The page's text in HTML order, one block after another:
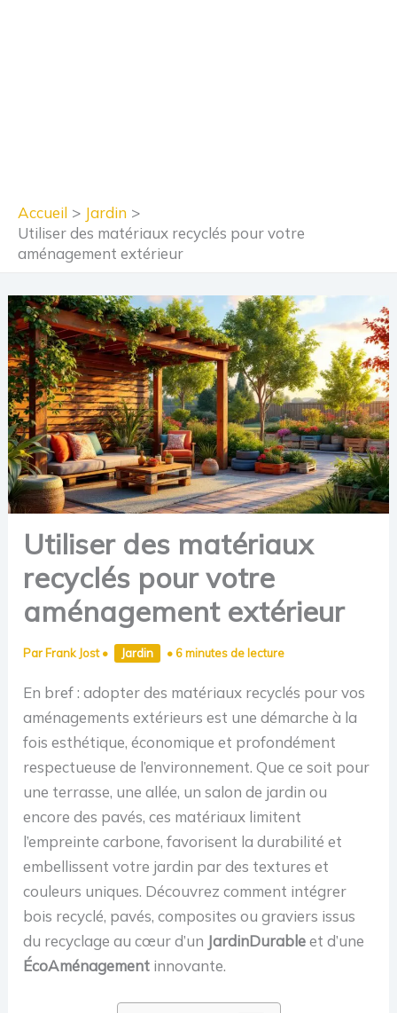
Accueil
Jardin
Utiliser des matériaux recyclés pour votre
aménagement extérieur
Utiliser des matériaux
recyclés pour votre
aménagement extérieur
Par Frank Jost• Jardin • 6 minutes de lecture
En bref : adopter des matériaux recyclés pour vos
aménagements extérieurs est une démarche à la
fois esthétique, économique et profondément
respectueuse de l’environnement. Que ce soit pour
une terrasse, une allée, un salon de jardin ou
encore des pavés, ces matériaux limitent
l’empreinte carbone, favorisent la durabilité et
embellissent votre jardin par des textures et
couleurs uniques. Découvrez comment intégrer
bois recyclé, pavés, composites ou graviers issus
du recyclage au cœur d’un JardinDurableet d’une
ÉcoAménagement innovante.